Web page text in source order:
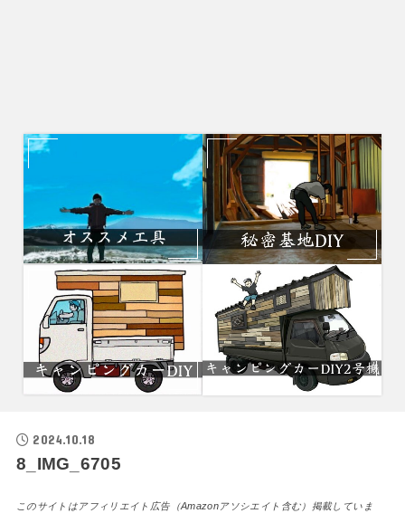
2024.10.18
8_IMG_6705
このサイトはアフィリエイト広告（Amazonアソシエイト含む）掲載していま